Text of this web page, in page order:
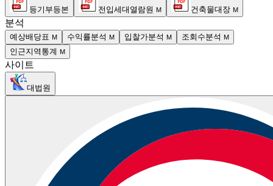
등기부등본 전입세대열람원 M 건축물대장 M
분석
예상배당표 M 수익률분석 M 입찰가분석 M 조회수분석 M
인근지역통계 M
사이트
대법원